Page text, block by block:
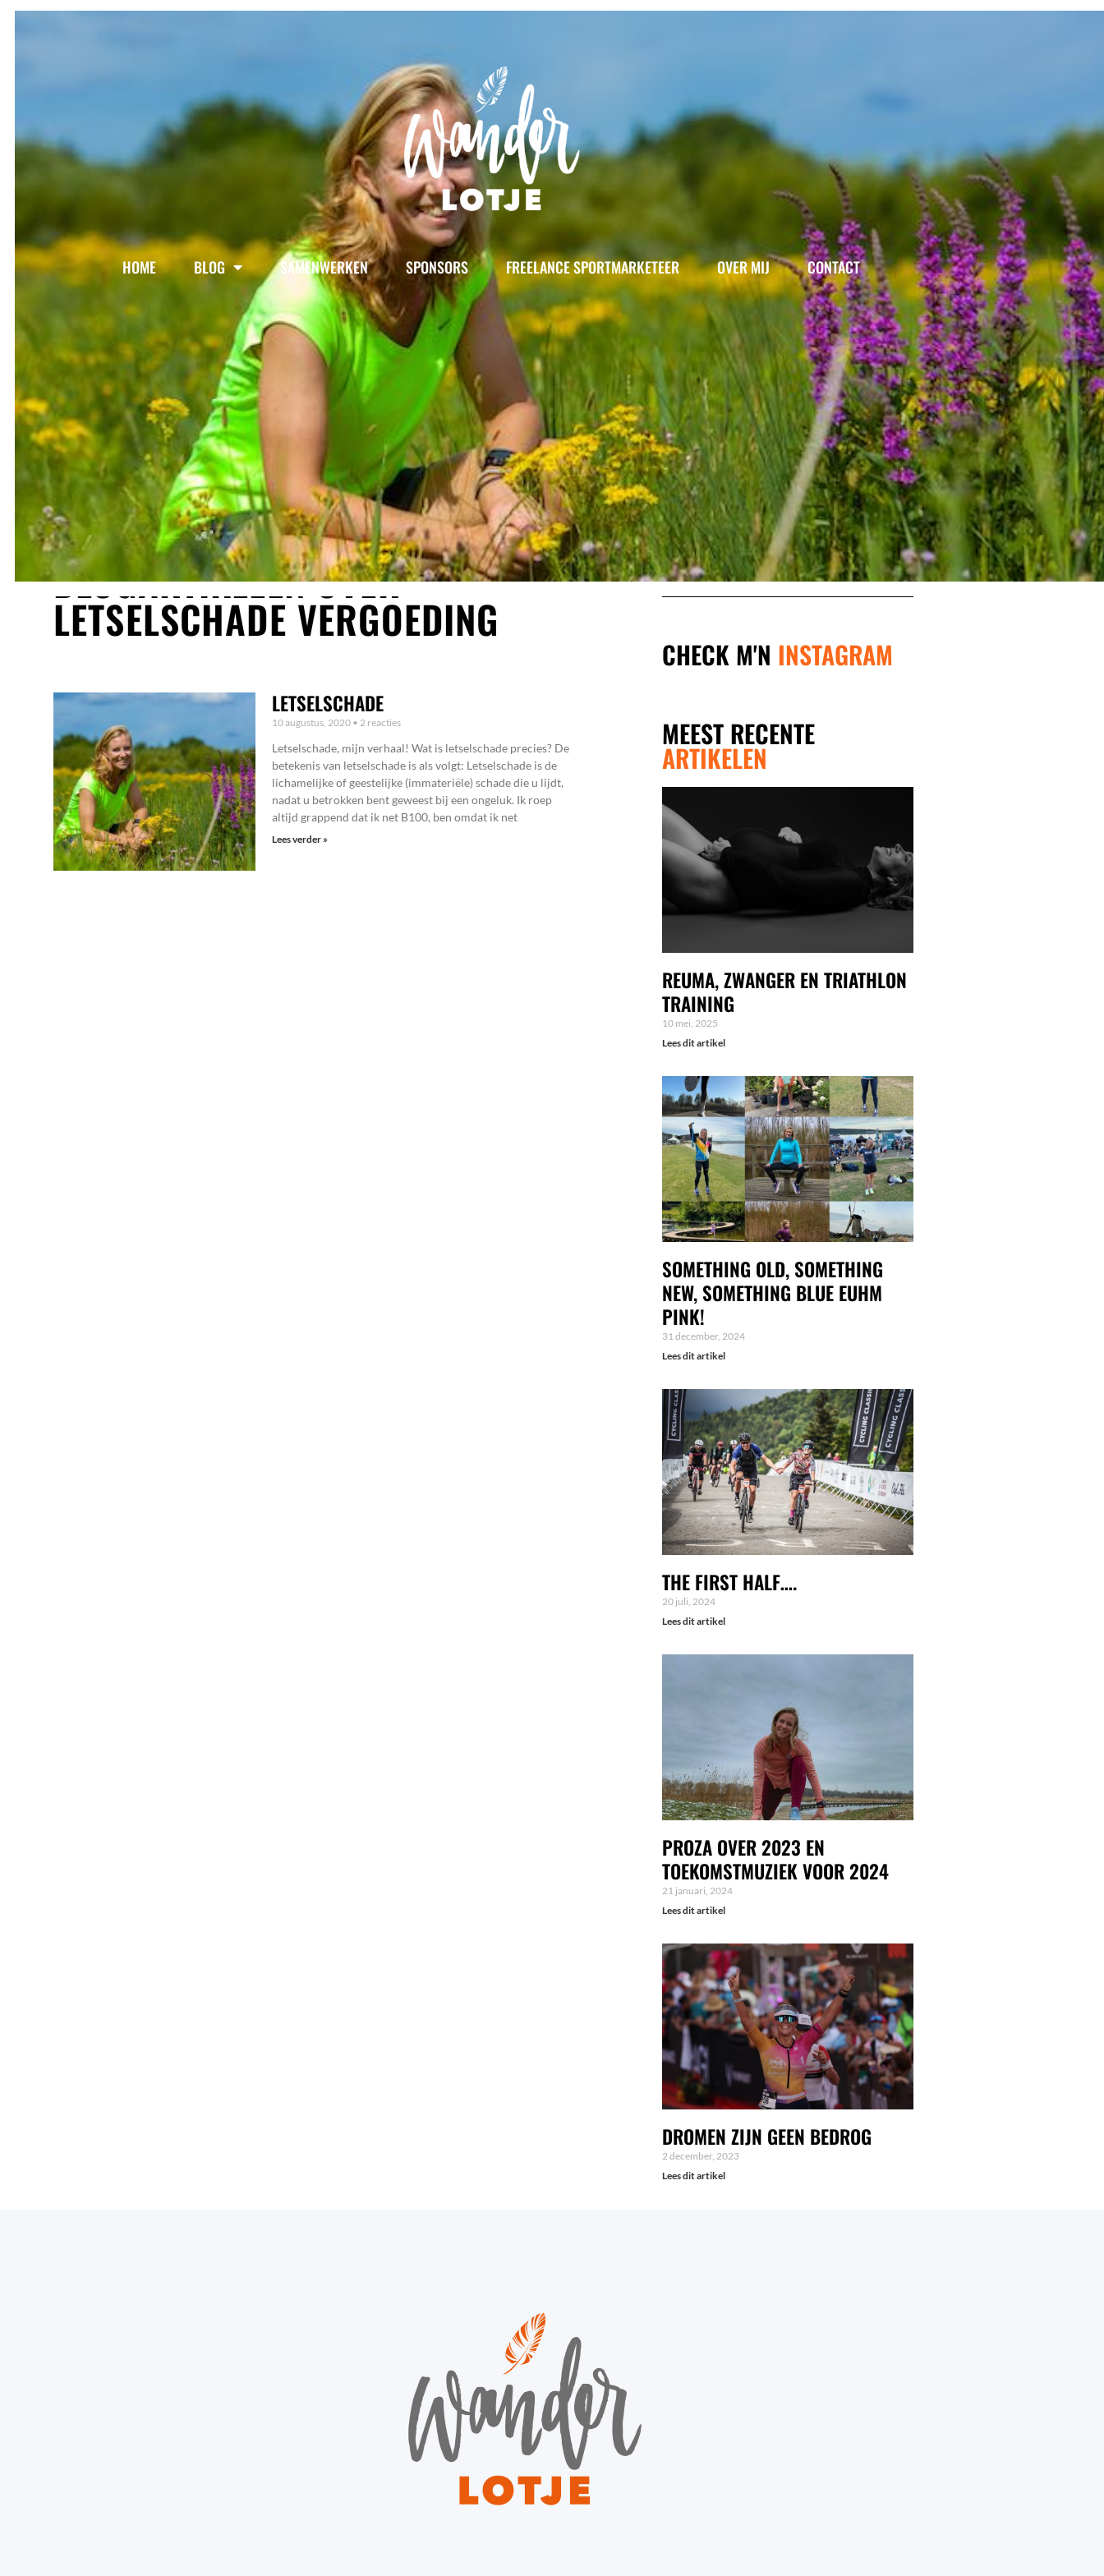
HOME BLOG SAMENWERKEN SPONSORS FREELANCE SPORTMARKETEER OVER MIJ CONTACT
BLOGARTIKELEN OVER
LETSELSCHADE VERGOEDING
LETSELSCHADE
10 augustus, 2020 2 reacties
Letselschade, mijn verhaal! Wat is letselschade precies? De
betekenis van letselschade is als volgt: Letselschade is de
lichamelijke of geestelijke (immateriële) schade die u lijdt,
nadat u betrokken bent geweest bij een ongeluk. Ik roep
altijd grappend dat ik net B100, ben omdat ik net
Lees verder »
CHECK M'N INSTAGRAM
STUUR
MIJ
EEN
BERICHTJE
DOEN?
MEEST RECENTE
ARTIKELEN
REUMA, ZWANGER EN TRIATHLON
TRAINING
10 mei, 2025
Lees dit artikel
SOMETHING OLD, SOMETHING
NEW, SOMETHING BLUE EUHM
PINK!
31 december, 2024
Lees dit artikel
THE FIRST HALF….
20 juli, 2024
Lees dit artikel
PROZA OVER 2023 EN
TOEKOMSTMUZIEK VOOR 2024
21 januari, 2024
Lees dit artikel
DROMEN ZIJN GEEN BEDROG
2 december, 2023
Lees dit artikel